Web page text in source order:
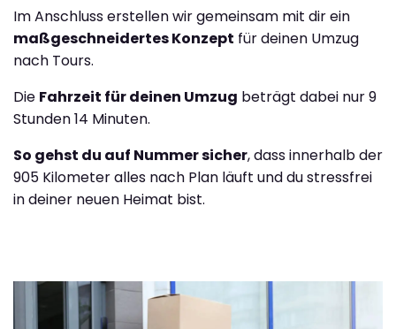
Im Anschluss erstellen wir gemeinsam mit dir ein
maßgeschneidertes Konzept für deinen Umzug
nach Tours.
Die Fahrzeit für deinen Umzug beträgt dabei nur 9
Stunden 14 Minuten.
So gehst du auf Nummer sicher, dass innerhalb der
905 Kilometer alles nach Plan läuft und du stressfrei
in deiner neuen Heimat bist.